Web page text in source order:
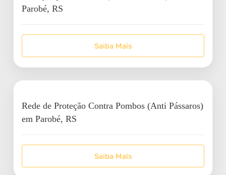
Parobé, RS
Saiba Mais
Rede de Proteção Contra Pombos (Anti Pássaros)
em Parobé, RS
Saiba Mais